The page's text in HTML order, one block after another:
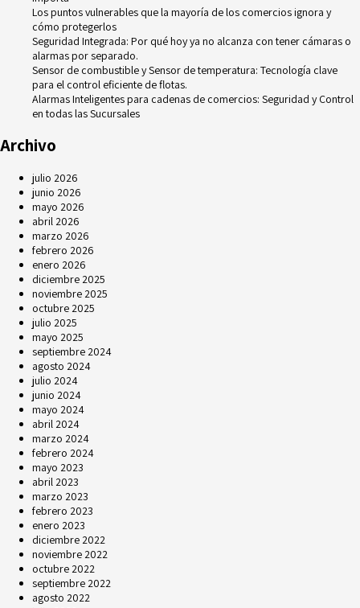
Los puntos vulnerables que la mayoría de los comercios ignora y
cómo protegerlos
Seguridad Integrada: Por qué hoy ya no alcanza con tener cámaras o
alarmas por separado.
Sensor de combustible y Sensor de temperatura: Tecnología clave
para el control eficiente de flotas.
Alarmas Inteligentes para cadenas de comercios: Seguridad y Control
en todas las Sucursales
Archivo
julio 2026
junio 2026
mayo 2026
abril 2026
marzo 2026
febrero 2026
enero 2026
diciembre 2025
noviembre 2025
octubre 2025
julio 2025
mayo 2025
septiembre 2024
agosto 2024
julio 2024
junio 2024
mayo 2024
abril 2024
marzo 2024
febrero 2024
mayo 2023
abril 2023
marzo 2023
febrero 2023
enero 2023
diciembre 2022
noviembre 2022
octubre 2022
septiembre 2022
agosto 2022